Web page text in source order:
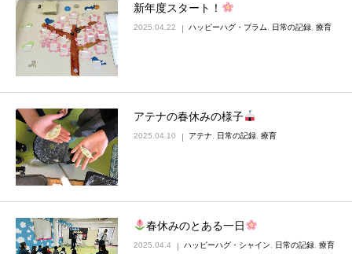
新年度スタート！
2025.04.22 ハッピーハグ・プラム 日常の記録 療育
アテナの春休みの様子
2025.04.10 アテナ 日常の記録 療育
春休みのとある一日
2025.04.4 ハッピーハグ・シャイン 日常の記録 療育